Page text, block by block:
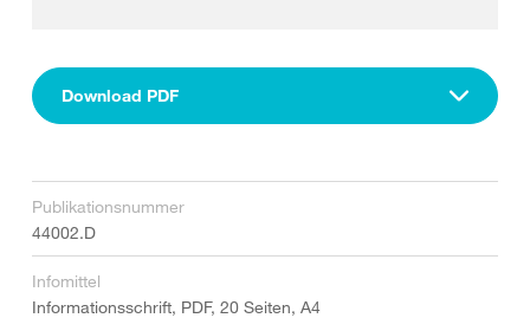
Download PDF
Publikationsnummer
44002.D
Infomittel
Informationsschrift, PDF, 20 Seiten, A4